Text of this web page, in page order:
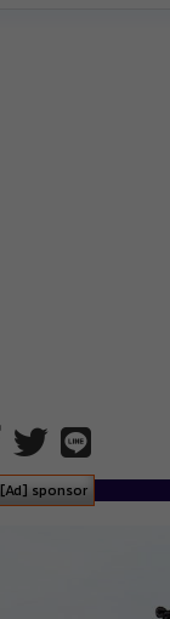
sponsor